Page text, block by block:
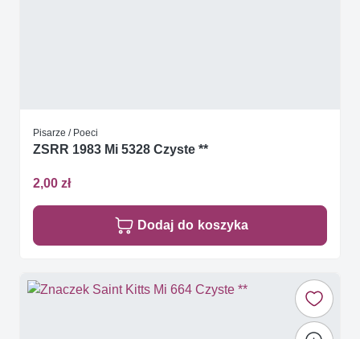
Pisarze / Poeci
ZSRR 1983 Mi 5328 Czyste **
2,00 zł
Dodaj do koszyka